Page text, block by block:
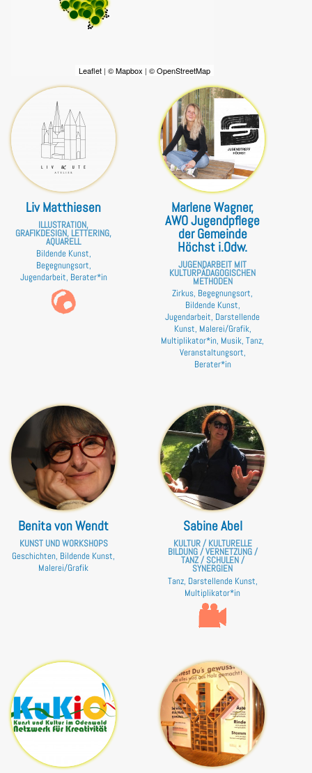
Leaflet |© Mapbox |© OpenStreetMap
Liv Matthiesen
ILLUSTRATION,
GRAFIKDESIGN, LETTERING,
AQUARELL
Bildende Kunst,
Begegnungsort,
Jugendarbeit, Berater*in
Marlene Wagner,
AWO Jugendpflege
der Gemeinde
Höchst i.Odw.
JUGENDARBEIT MIT
KULTURPÄDAGOGISCHEN
METHODEN
Zirkus, Begegnungsort,
Bildende Kunst,
Jugendarbeit, Darstellende
Kunst, Malerei/Grafik,
Multiplikator*in, Musik, Tanz,
Veranstaltungsort,
Berater*in
Benita von Wendt
KUNST UND WORKSHOPS
Geschichten, Bildende Kunst,
Malerei/Grafik
Sabine Abel
KULTUR / KULTURELLE
BILDUNG / VERNETZUNG /
TANZ / SCHULEN /
SYNERGIEN
Tanz, Darstellende Kunst,
Multiplikator*in